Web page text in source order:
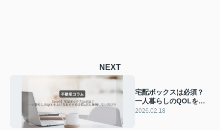
NEXT
宅配ボックスは必須？
一人暮らしのQOLを上
げるおすすめ設備3選と
2026.02.18